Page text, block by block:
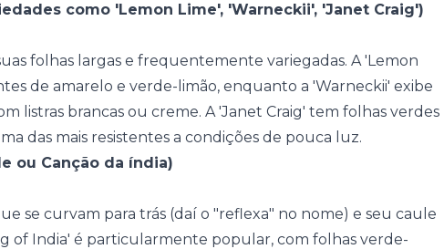
como 'Lemon Lime', 'Warneckii', 'Janet Craig')
folhas largas e frequentemente variegadas. A 'Lemon
de amarelo e verde-limão, enquanto a 'Warneckii' exibe
listras brancas ou creme. A 'Janet Craig' tem folhas verdes
das mais resistentes a condições de pouca luz.
ou Canção da índia)
se curvam para trás (daí o "reflexa" no nome) e seu caule
of India' é particularmente popular, com folhas verde-